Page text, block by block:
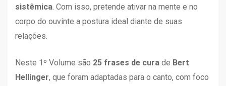
sistêmica . Com isso, pretende ativar na mente e no
corpo do ouvinte a postura ideal diante de suas
relações.
Neste 1º Volume são 25 frases de cura de Bert
Hellinger, que foram adaptadas para o canto, com foco